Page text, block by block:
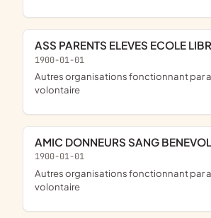
ASS PARENTS ELEVES ECOLE
1900-01-01
Autres organisations fonctionnant par adhésion
volontaire
AMIC DONNEURS SANG
1900-01-01
Autres organisations fonctionnant par adhésion
volontaire